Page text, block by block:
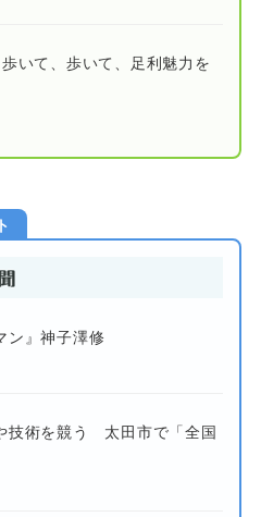
いて、歩いて、足利魅力を
ン』神子澤修
技術を競う 太田市で「全国